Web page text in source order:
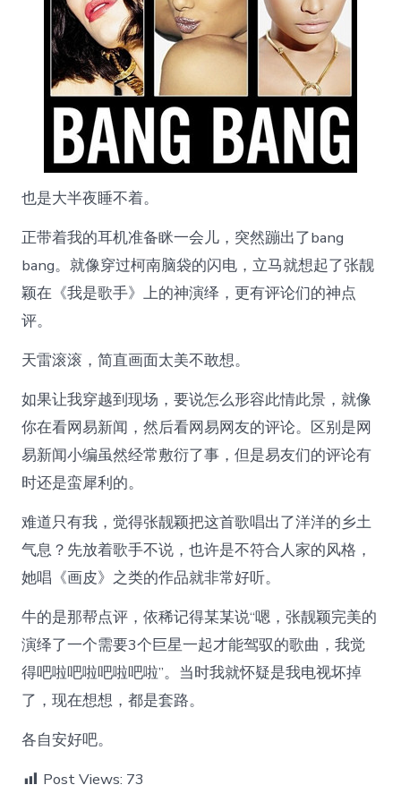
也是大半夜睡不着。
正带着我的耳机准备眯一会儿，突然蹦出了bang
bang。就像穿过柯南脑袋的闪电，立马就想起了张靓
颖在《我是歌手》上的神演绎，更有评论们的神点
评。
天雷滚滚，简直画面太美不敢想。
如果让我穿越到现场，要说怎么形容此情此景，就像
你在看网易新闻，然后看网易网友的评论。区别是网
易新闻小编虽然经常敷衍了事，但是易友们的评论有
时还是蛮犀利的。
难道只有我，觉得张靓颖把这首歌唱出了洋洋的乡土
气息？先放着歌手不说，也许是不符合人家的风格，
她唱《画皮》之类的作品就非常好听。
牛的是那帮点评，依稀记得某某说“嗯，张靓颖完美的
演绎了一个需要3个巨星一起才能驾驭的歌曲，我觉
得吧啦吧啦吧啦吧啦”。当时我就怀疑是我电视坏掉
了，现在想想，都是套路。
各自安好吧。
Post Views: 73